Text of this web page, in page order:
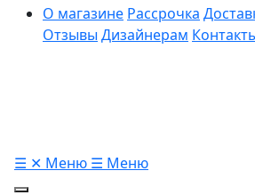
О магазине Рассрочка
Отзывы Дизайнерам
☰ ✕ Меню ☰ Меню